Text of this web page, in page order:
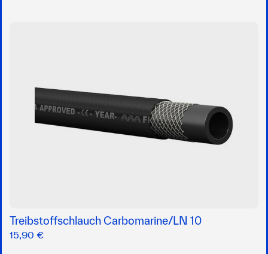
Treibstoffschlauch Carbomarine/LN 10
15,90 €